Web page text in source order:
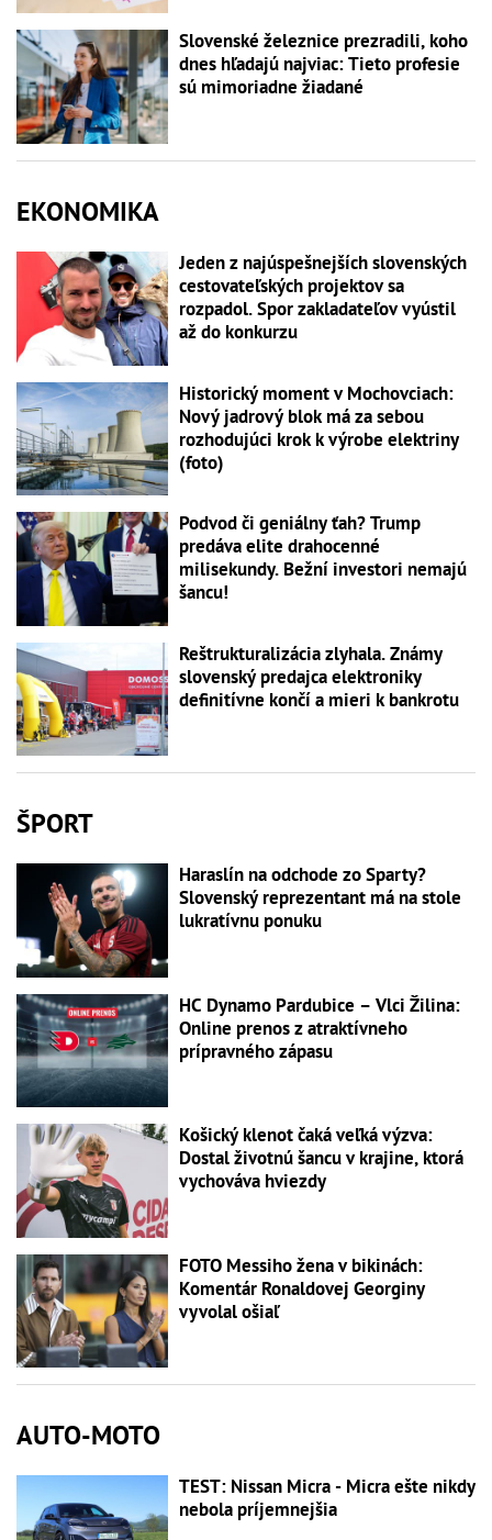
Slovenské železnice prezradili, koho
dnes hľadajú najviac: Tieto profesie
sú mimoriadne žiadané
EKONOMIKA
Jeden z najúspešnejších slovenských
cestovateľských projektov sa
rozpadol. Spor zakladateľov vyústil
až do konkurzu
Historický moment v Mochovciach:
Nový jadrový blok má za sebou
rozhodujúci krok k výrobe elektriny
(foto)
Podvod či geniálny ťah? Trump
predáva elite drahocenné
milisekundy. Bežní investori nemajú
šancu!
Reštrukturalizácia zlyhala. Známy
slovenský predajca elektroniky
definitívne končí a mieri k bankrotu
ŠPORT
Haraslín na odchode zo Sparty?
Slovenský reprezentant má na stole
lukratívnu ponuku
HC Dynamo Pardubice – Vlci Žilina:
Online prenos z atraktívneho
prípravného zápasu
Košický klenot čaká veľká výzva:
Dostal životnú šancu v krajine, ktorá
vychováva hviezdy
FOTO Messiho žena v bikinách:
Komentár Ronaldovej Georginy
vyvolal ošiaľ
AUTO-MOTO
TEST: Nissan Micra - Micra ešte nikdy
nebola príjemnejšia